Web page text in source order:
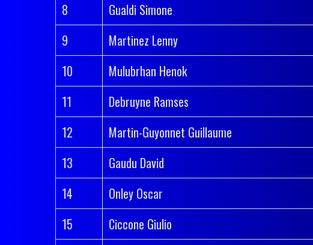
8
Gualdi Simone
9
Martinez Lenny
10
Mulubrhan Henok
11
Debruyne Ramses
12
Martin-Guyonnet Guillaume
13
Gaudu David
14
Onley Oscar
15
Ciccone Giulio